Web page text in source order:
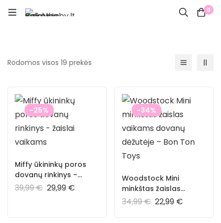
0
Rodomos visos 19 prekės
-25%
Miffy ūkininkų poros
dovanų rinkinys –
žaislai vaikams
39,99€ 29,99 €
-34%
Woodstock Mini
minkštas žaislas
vaikams dovanų
34,99€ 22,99 €